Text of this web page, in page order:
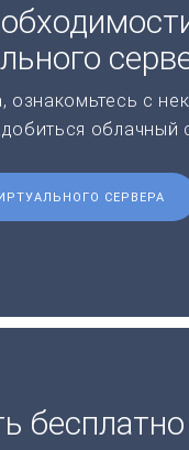
ознакомьтесь с
облачный
СЕРВЕРА
бесплатно